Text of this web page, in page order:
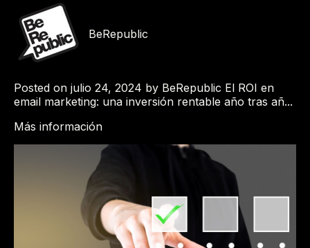
BeRepublic
Posted on julio 24, 2024 by BeRepublic El ROI en
email marketing: una inversión rentable año tras añ...
Más información